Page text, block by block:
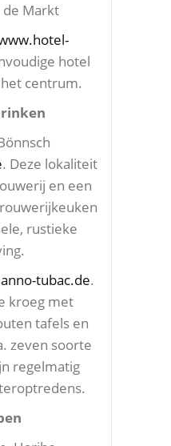
de Markt
hotel
centrum.
. Deze lokaliteit
en een
rustieke
tubac.de.
kroeg met
tafels en
zeven soorte
regelmatig